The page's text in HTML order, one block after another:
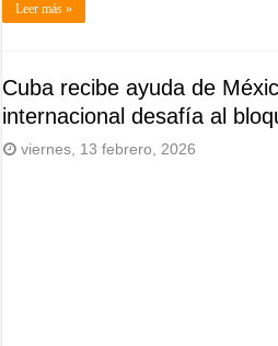
Leer más »
Cuba recibe ayuda de
internacional desafía al
viernes, 13 febrero, 2026